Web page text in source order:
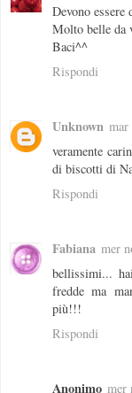
Devono essere
Molto belle da
Baci^^
Rispondi
Unknown
veramente
di biscotti di
Rispondi
Fabiana mer
bellissimi...
fredde ma
più!!!
Rispondi
Anonimo mer